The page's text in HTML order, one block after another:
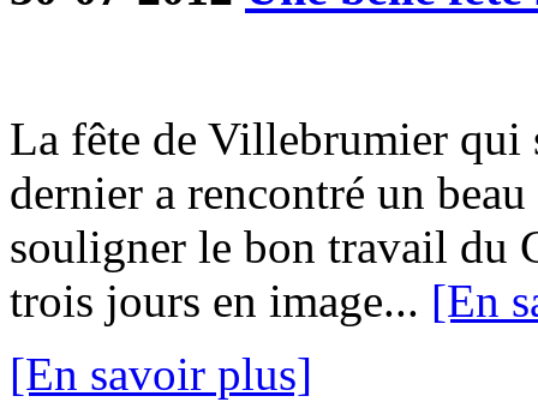
La fête de Villebrumier qui
dernier a rencontré un
souligner le bon travail du
trois jours en image... [En
[En savoir plus]